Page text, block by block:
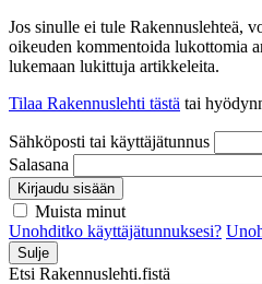
Jos sinulle ei tule Rakennuslehteä,
oikeuden kommentoida lukottomia
lukemaan lukittuja artikkeleita.
Tilaa Rakennuslehti tästä tai
Sähköposti tai käyttäjätunnus
Salasana
Kirjaudu sisään
Muista minut
Unohditko käyttäjätunnuksesi?
Sulje
Etsi Rakennuslehti.fistä